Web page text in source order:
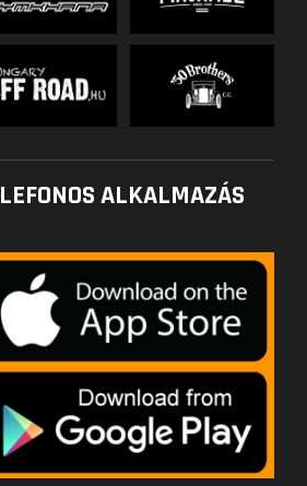
ALKALMAZÁS